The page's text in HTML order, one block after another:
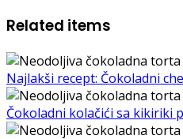
Related items
Najlakši recept: Čokoladni
Čokoladni kolačići sa kikiriki